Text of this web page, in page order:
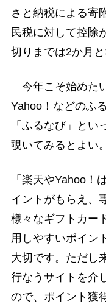
さと納税による寄
民税に対して控除
切りまでは2か月と
今年こそ始めた
Yahoo！などのふ
「ふるなび」と
覗いてみるとよい。
「楽天やYahoo！
イントがもらえ、
様々なギフトカー
用しやすいポイン
大切です。ただし
行なうサイトを介
ので、ポイント獲